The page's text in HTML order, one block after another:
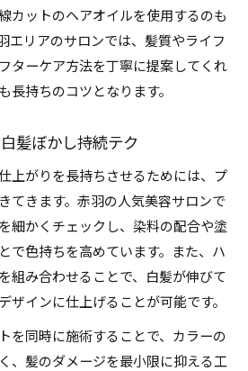
カットのヘアオイルを使用するのも
エリアのサロンでは、髪質やライフ
ターケア方法を丁寧に提案してくれ
長持ちのコツとなります。
髪ぼかし持続テク
上がりを長持ちさせるためには、プ
てきます。赤羽の人気美容サロンで
細かくチェックし、染料の配合や塗
で色持ちを高めています。また、ハ
組み合わせることで、白髪が伸びて
ザインに仕上げることが可能です。
を同時に施術することで、カラーの
、髪のダメージを最小限に抑える工